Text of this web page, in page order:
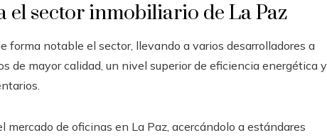
el sector inmobiliario de La Paz
forma notable el sector, llevando a varios desarrolladores a
de mayor calidad, un nivel superior de eficiencia energética y
de oficinas en La Paz, acercándolo a estándares